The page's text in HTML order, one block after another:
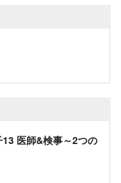
医師&検事～2つの